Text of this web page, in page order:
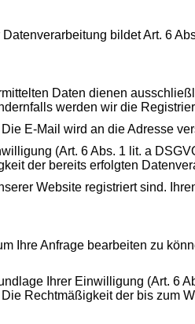
bildet Art. 6
Daten dienen
werden wir die
E-Mail wird an die Adresse
(Art. 6 Abs. 1 lit. a
der bereits erfolgten
Website registriert sind.
Ihre Anfrage bearbeiten zu
Ihrer Einwilligung (Art. 6
Rechtmäßigkeit der bis zum